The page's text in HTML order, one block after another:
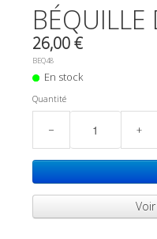
26,00 €
BEQ48
En stock
Quantité
− +